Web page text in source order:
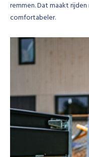
remmen. Dat maakt
comfortabeler.